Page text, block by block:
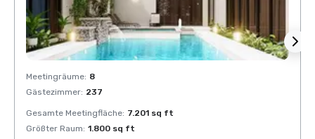
Meetingräume: 8
Gästezimmer: 237
Gesamte Meetingfläche: 7.201 sq ft
Größter Raum: 1.800 sq ft